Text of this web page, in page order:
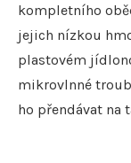
kompletního
jejich nízkou
plastovém
mikrovlnné
ho přendávat na